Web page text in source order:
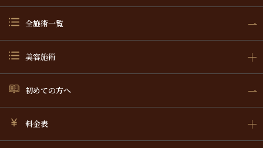
全施術一覧
美容施術
初めての方へ
料金表